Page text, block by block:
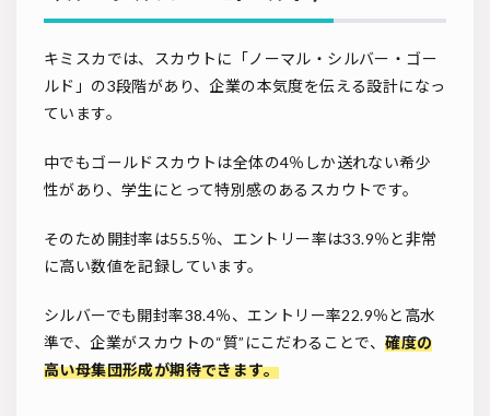
キミスカでは、スカウトに「ノーマル・シルバー・ゴー
ルド」の3段階があり、企業の本気度を伝える設計になっ
ています。
中でもゴールドスカウトは全体の4％しか送れない希少
性があり、学生にとって特別感のあるスカウトです。
そのため開封率は55.5％、エントリー率は33.9％と非常
に高い数値を記録しています。
シルバーでも開封率38.4％、エントリー率22.9％と高水
準で、企業がスカウトの“質”にこだわることで、確度の
高い母集団形成が期待できます。